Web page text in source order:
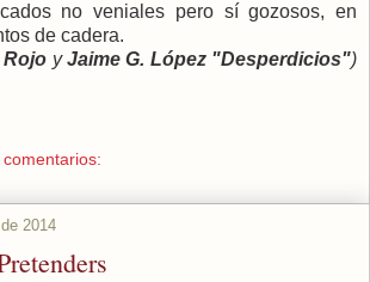
no veniales pero sí gozosos, en
de cadera.
yJaime G. López "Desperdicios")
comentarios:
2014